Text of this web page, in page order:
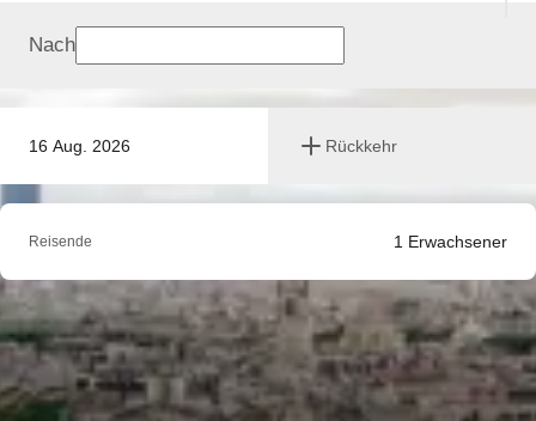
16 Aug. 2026 Rückkehr
Nach
Reisende 1 Erwachsener